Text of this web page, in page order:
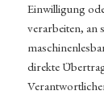
Einwilligung
verarbeiten, an
direkte